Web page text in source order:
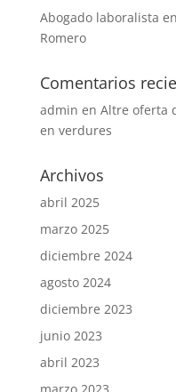
Abogado laboralista
Romero
Comentarios
admin en Altre oferta
en verdures
Archivos
abril 2025
marzo 2025
diciembre 2024
agosto 2024
diciembre 2023
junio 2023
abril 2023
marzo 2023